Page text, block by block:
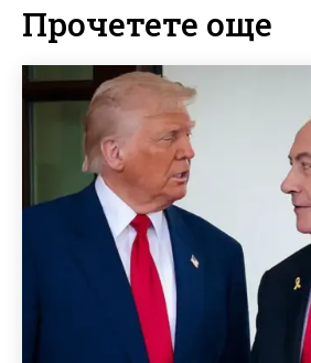
Прочетете още